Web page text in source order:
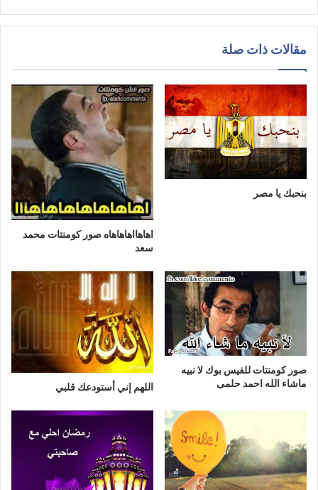
مقالات ذات صلة
بنحبك يا مصر
اهاهااهاهاهاه صور كومنتات محمد
سعد
صور كومنتات للفيس بوك لا نبيه
ماشاء الله احمد حلمى
اللهم إني أستودعك قلبي